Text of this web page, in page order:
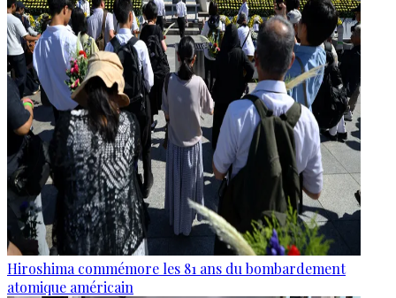
Hiroshima commémore les 81 ans du bombardement
atomique américain